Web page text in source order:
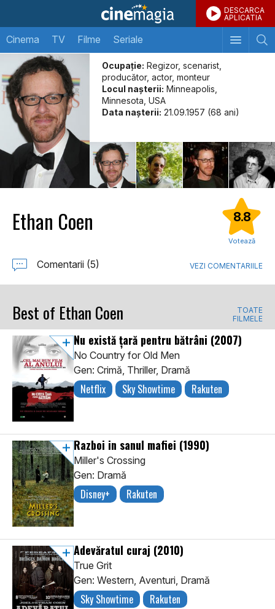
DESCARCA
APLICATIA
Cinema TV Filme Seriale
Ocupație: Regizor, scenarist,
producător, actor, monteur
Locul naşterii: Minneapolis,
Minnesota, USA
Data naşterii: 21.09.1957 (68 ani)
Ethan Coen 8.8
Votează
Comentarii (5) VEZI COMENTARIILE
Best of Ethan Coen
TOATE
FILMELE
Nu există țară pentru bătrâni (2007)
No Country for Old Men
Gen: Crimă, Thriller, Dramă
Netflix Sky Showtime Rakuten
Razboi in sanul mafiei (1990)
Miller's Crossing
Gen: Dramă
Disney+ Rakuten
Adevăratul curaj (2010)
True Grit
Gen: Western, Aventuri, Dramă
Sky Showtime Rakuten